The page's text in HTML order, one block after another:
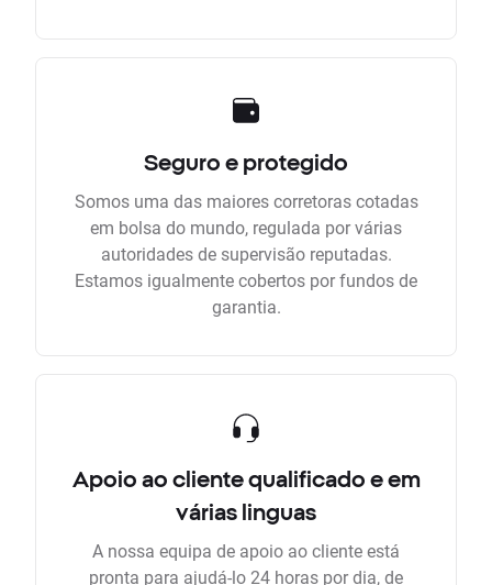
Seguro e protegido
Somos uma das maiores corretoras cotadas
em bolsa do mundo, regulada por várias
autoridades de supervisão reputadas.
Estamos igualmente cobertos por fundos de
garantia.
Apoio ao cliente qualificado e em
várias linguas
A nossa equipa de apoio ao cliente está
pronta para ajudá-lo 24 horas por dia, de